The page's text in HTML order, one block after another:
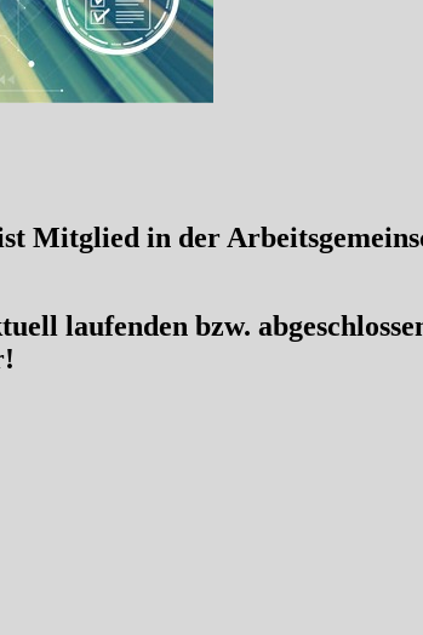
Mitglied in der
laufenden bzw.